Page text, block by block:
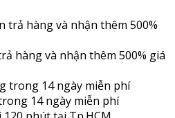
hàng và nhận thêm 500% giá
14 ngày miễn phí